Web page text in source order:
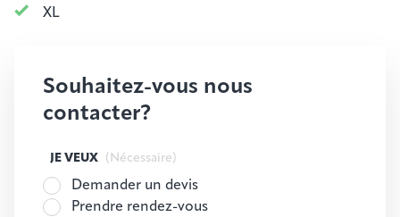
XL
Souhaitez-vous nous
contacter?
JE VEUX (Nécessaire)
Demander un devis
Prendre rendez-vous